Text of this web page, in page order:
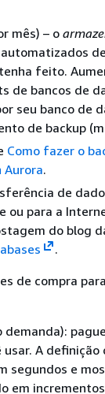
mês) – o
feito.
de bancos de
seu banco de
de backup
Como fazer o
Aurora.
de
ou para a
do blog
.
de compra
demanda):
A
segundos e
em